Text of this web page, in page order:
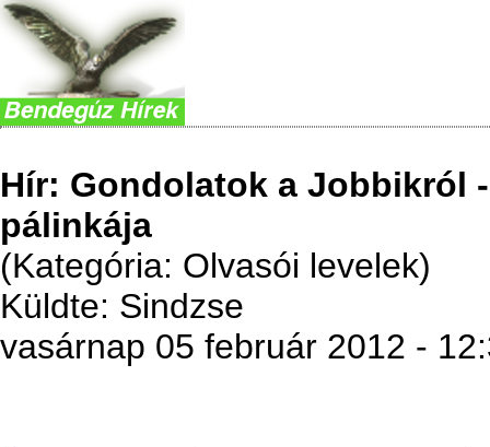
Hír: Gondolatok a Jobbikról
pálinkája
(Kategória: Olvasói levelek)
Küldte: Sindzse
vasárnap 05 február 2012 -